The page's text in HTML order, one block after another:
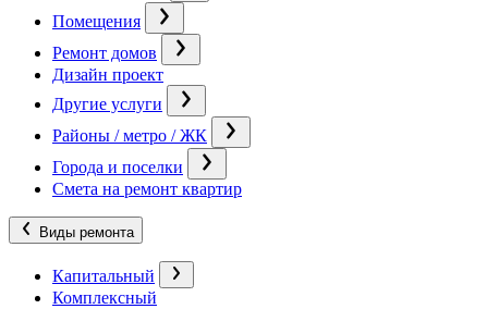
Помещения
Ремонт домов
Дизайн проект
Другие услуги
Районы / метро / ЖК
Города и поселки
Смета на ремонт квартир
Виды ремонта
Капитальный
Комплексный